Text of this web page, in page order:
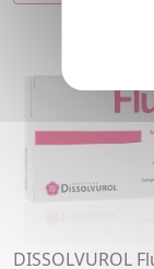
DISSOLVUROL